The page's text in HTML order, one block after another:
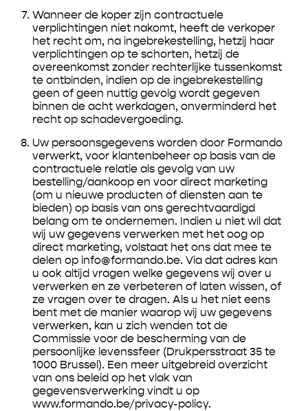
Wanneer de koper zijn contractuele
verplichtingen niet nakomt, heeft de verkoper
het recht om, na ingebrekestelling, hetzij haar
verplichtingen op te schorten, hetzij de
overeenkomst zonder rechterlijke tussenkomst
te ontbinden, indien op de ingebrekestelling
geen of geen nuttig gevolg wordt gegeven
binnen de acht werkdagen, onverminderd het
recht op schadevergoeding.
Uw persoonsgegevens worden door Formando
verwerkt, voor klantenbeheer op basis van de
contractuele relatie als gevolg van uw
bestelling/aankoop en voor direct marketing
(om u nieuwe producten of diensten aan te
bieden) op basis van ons gerechtvaardigd
belang om te ondernemen. Indien u niet wil dat
wij uw gegevens verwerken met het oog op
direct marketing, volstaat het ons dat mee te
delen op info@formando.be. Via dat adres kan
u ook altijd vragen welke gegevens wij over u
verwerken en ze verbeteren of laten wissen, of
ze vragen over te dragen. Als u het niet eens
bent met de manier waarop wij uw gegevens
verwerken, kan u zich wenden tot de
Commissie voor de bescherming van de
persoonlijke levenssfeer (Drukpersstraat 35 te
1000 Brussel). Een meer uitgebreid overzicht
van ons beleid op het vlak van
gegevensverwerking vindt u op
www.formando.be/privacy-policy.